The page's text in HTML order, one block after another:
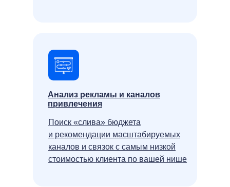
Анализ рекламы и каналов
привлечения
Поиск «слива» бюджета
и рекомендации масштабируемых
каналов и связок с самым низкой
стоимостью клиента по вашей нише